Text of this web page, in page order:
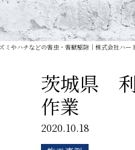
ミやハチなどの害虫・害獣駆除｜株式会社ハー
茨城県
作業
2020.10.18